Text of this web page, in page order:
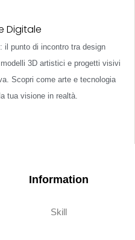
il punto di incontro tra design
3D artistici e progetti visivi
Scopri come arte e tecnologia
tua visione in realtà.
Information
Skill